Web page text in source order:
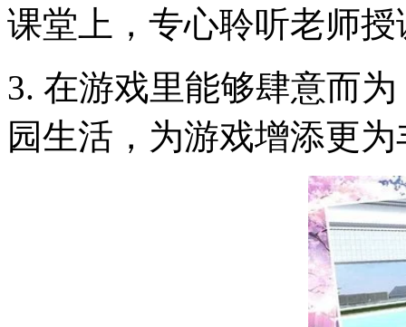
课堂上，专心聆听老师授
3. 在游戏里能够肆意而
园生活，为游戏增添更